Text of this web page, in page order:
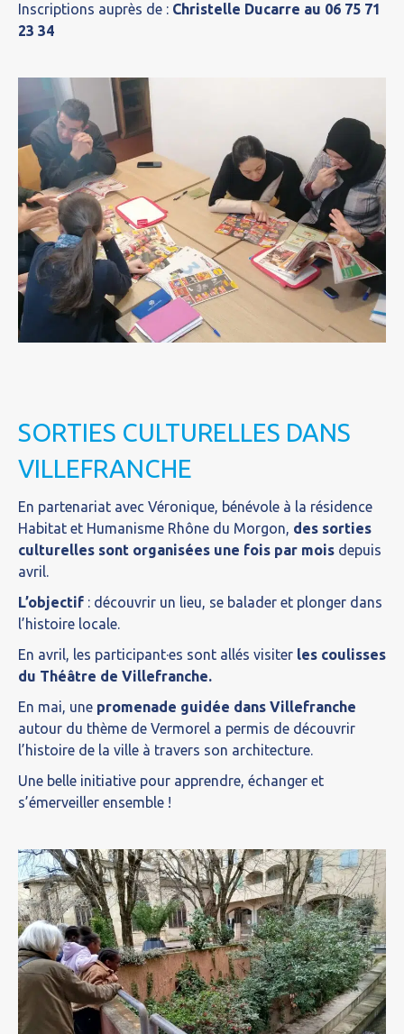
Inscriptions auprès de : Christelle Ducarre au 06 75 71
23 34
SORTIES CULTURELLES DANS
VILLEFRANCHE
En partenariat avec Véronique, bénévole à la résidence
Habitat et Humanisme Rhône du Morgon, des sorties
culturelles sont organisées une fois par mois depuis
avril.
L’objectif : découvrir un lieu, se balader et plonger dans
l’histoire locale.
En avril, les participant·es sont allés visiter les coulisses
du Théâtre de Villefranche.
En mai, une promenade guidée dans Villefranche
autour du thème de Vermorel a permis de découvrir
l’histoire de la ville à travers son architecture.
Une belle initiative pour apprendre, échanger et
s’émerveiller ensemble !